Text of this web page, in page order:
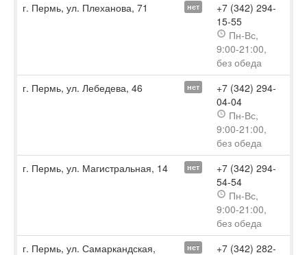
г. Пермь, ул. Плеханова, 71
нет
+7 (342) 294-
15-55
Пн-Вс,
9:00-21:00,
без обеда
г. Пермь, ул. Лебедева, 46
нет
+7 (342) 294-
04-04
Пн-Вс,
9:00-21:00,
без обеда
г. Пермь, ул. Магистральная, 14
нет
+7 (342) 294-
54-54
Пн-Вс,
9:00-21:00,
без обеда
г. Пермь, ул. Самаркандская,
нет
+7 (342) 282-